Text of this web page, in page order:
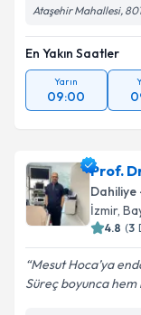
Ataşehir Mahallesi,
En Yakın Saatler
Yarın
09:00
Prof.
Dahiliye
İzmir,
4.8 (3
Mesut Hoca’ya
Süreç boyunca hem